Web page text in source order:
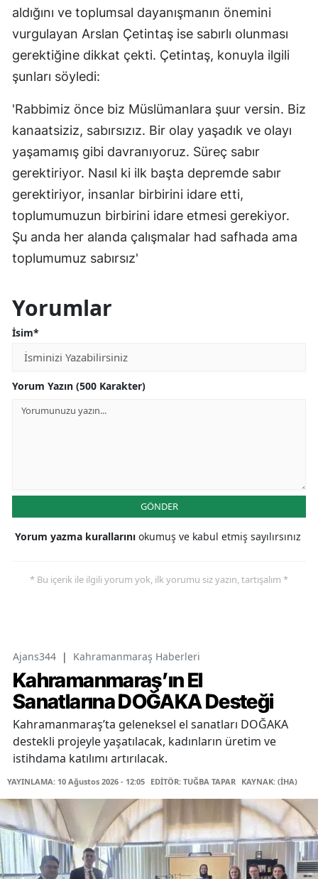
aldığını ve toplumsal dayanışmanın önemini
vurgulayan Arslan Çetintaş ise sabırlı olunması
gerektiğine dikkat çekti. Çetintaş, konuyla ilgili
şunları söyledi:
'Rabbimiz önce biz Müslümanlara şuur versin. Biz
kanaatsiziz, sabırsızız. Bir olay yaşadık ve olayı
yaşamamış gibi davranıyoruz. Süreç sabır
gerektiriyor. Nasıl ki ilk başta depremde sabır
gerektiriyor, insanlar birbirini idare etti,
toplumumuzun birbirini idare etmesi gerekiyor.
Şu anda her alanda çalışmalar had safhada ama
toplumumuz sabırsız'
Yorumlar
İsim*
Yorum Yazın (500 Karakter)
GÖNDER
Yorum yazma kurallarını okumuş ve kabul etmiş sayılırsınız
* Bu içerik ile ilgili yorum yok, ilk yorumu siz yazın, tartışalım *
Ajans344 | Kahramanmaraş Haberleri
Kahramanmaraş’ın El
Sanatlarına DOĞAKA Desteği
Kahramanmaraş’ta geleneksel el sanatları DOĞAKA
destekli projeyle yaşatılacak, kadınların üretim ve
istihdama katılımı artırılacak.
YAYINLAMA: 10 Ağustos 2026 - 12:05 EDİTÖR: TUĞBA TAPAR KAYNAK: (İHA)